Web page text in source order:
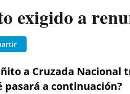
exigido a
a Cruzada
pasará a continuación?